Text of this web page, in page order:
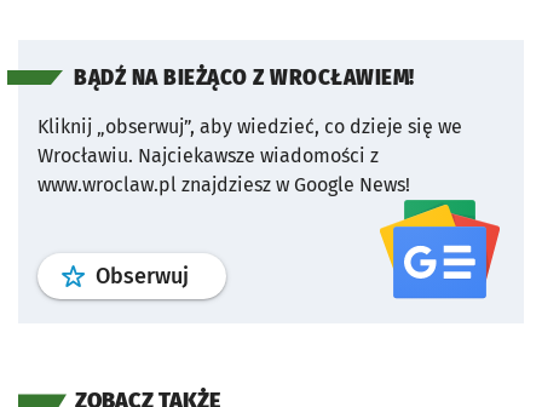
BĄDŹ NA BIEŻĄCO Z WROCŁAWIEM!
Kliknij „obserwuj”, aby wiedzieć, co dzieje się we
Wrocławiu. Najciekawsze wiadomości z
www.wroclaw.pl znajdziesz w Google News!
Obserwuj profil serwisu
ZOBACZ TAKŻE